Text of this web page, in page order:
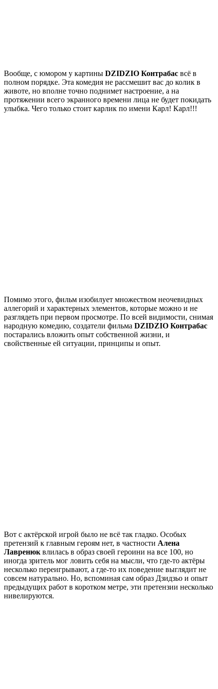
Вообще, с юмором у картины DZIDZIO Контрабас всё в
полном порядке. Эта комедия не рассмешит вас до колик в
животе, но вполне точно поднимет настроение, а на
протяжении всего экранного времени лица не будет покидать
улыбка. Чего только стоит карлик по имени Карл! Карл!!!
Помимо этого, фильм изобилует множеством неочевидных
аллегорий и характерных элементов, которые можно и не
разглядеть при первом просмотре. По всей видимости, снимая
народную комедию, создатели фильма DZIDZIO Контрабас
постарались вложить опыт собственной жизни, и
свойственные ей ситуации, принципы и опыт.
Вот с актёрской игрой было не всё так гладко. Особых
претензий к главным героям нет, в частности Алена
Лавренюк влилась в образ своей героини на все 100, но
иногда зритель мог ловить себя на мысли, что где-то актёры
несколько переигрывают, а где-то их поведение выглядит не
совсем натурально. Но, вспоминая сам образ Дзидзьо и опыт
предыдущих работ в коротком метре, эти претензии несколько
нивелируются.